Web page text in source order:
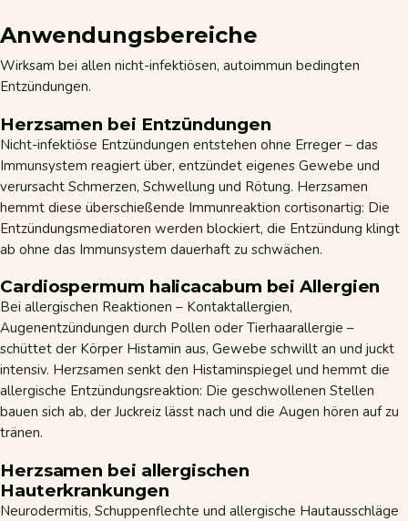
Anwendungsbereiche
Wirksam bei allen nicht-infektiösen, autoimmun bedingten
Entzündungen.
Herzsamen bei Entzündungen
Nicht-infektiöse Entzündungen entstehen ohne Erreger – das
Immunsystem reagiert über, entzündet eigenes Gewebe und
verursacht Schmerzen, Schwellung und Rötung. Herzsamen
hemmt diese überschießende Immunreaktion cortisonartig: Die
Entzündungsmediatoren werden blockiert, die Entzündung klingt
ab ohne das Immunsystem dauerhaft zu schwächen.
Cardiospermum halicacabum bei Allergien
Bei allergischen Reaktionen – Kontaktallergien,
Augenentzündungen durch Pollen oder Tierhaarallergie –
schüttet der Körper Histamin aus, Gewebe schwillt an und juckt
intensiv. Herzsamen senkt den Histaminspiegel und hemmt die
allergische Entzündungsreaktion: Die geschwollenen Stellen
bauen sich ab, der Juckreiz lässt nach und die Augen hören auf zu
tränen.
Herzsamen bei allergischen
Hauterkrankungen
Neurodermitis, Schuppenflechte und allergische Hautausschläge